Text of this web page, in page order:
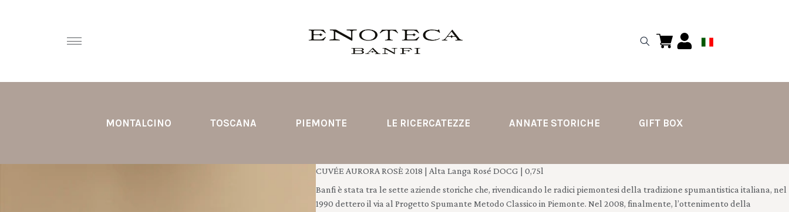
MONTALCINO TOSCANA PIEMONTE LE RICERCATEZZE ANNATE STORICHE GIFT BOX
CUVÉE AURORA ROSÈ 2018 | Alta Langa Rosé DOCG | 0,75l
Banfi è stata tra le sette aziende storiche che, rivendicando le radici piemontesi della tradizione spumantistica italiana, nel
1990 dettero il via al Progetto Spumante Metodo Classico in Piemonte. Nel 2008, finalmente, l’ottenimento della